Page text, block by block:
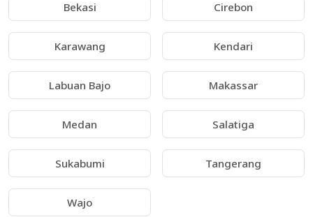
Bekasi Cirebon
Karawang Kendari
Labuan Bajo Makassar
Medan Salatiga
Sukabumi Tangerang
Wajo